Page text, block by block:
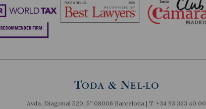
Avda. Diagonal 520, 5º 08006 Barcelona | T. +34 93 363 40 00